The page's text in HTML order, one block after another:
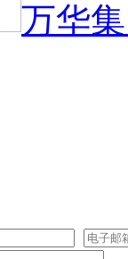
万华